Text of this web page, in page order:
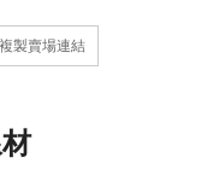
複製賣場連結